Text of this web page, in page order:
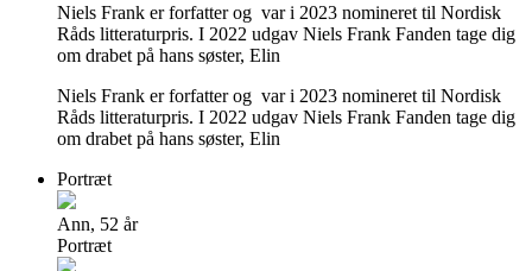
Niels Frank er forfatter og var i 2023 nomineret til Nordisk
Råds litteraturpris. I 2022 udgav Niels Frank Fanden tage dig
om drabet på hans søster, Elin
Niels Frank er forfatter og var i 2023 nomineret til Nordisk
Råds litteraturpris. I 2022 udgav Niels Frank Fanden tage dig
om drabet på hans søster, Elin
Portræt
Ann, 52 år
Portræt